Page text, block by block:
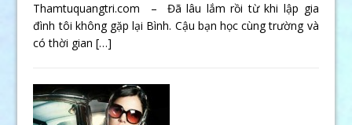
Thamtuquangtri.com – Đã lâu lắm rồi từ khi lập gia
đình tôi không gặp lại Bình. Cậu bạn học cùng trường và
có thời gian[…]